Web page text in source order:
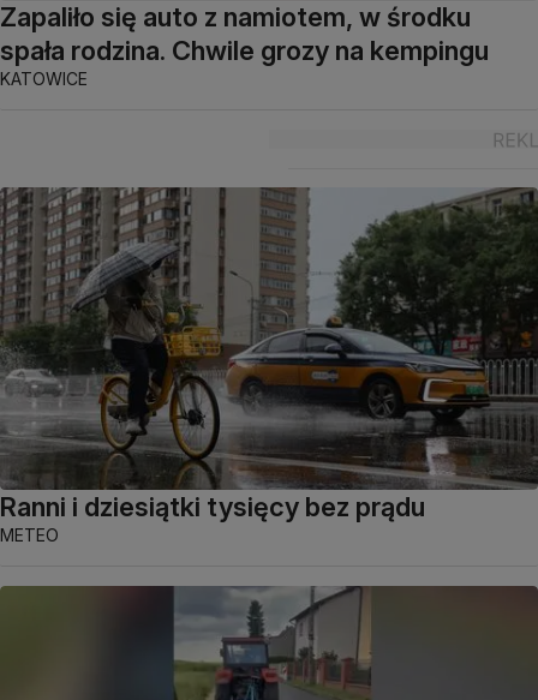
Zapaliło się auto z namiotem, w środku
spała rodzina. Chwile grozy na kempingu
KATOWICE
Ranni i dziesiątki tysięcy bez prądu
METEO